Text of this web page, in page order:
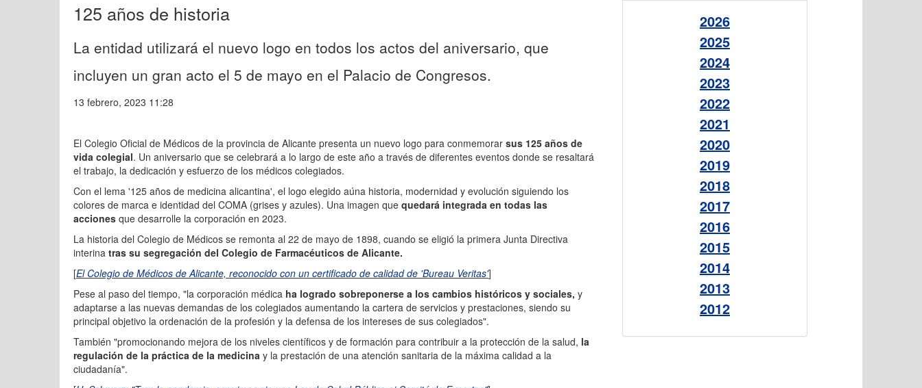
125 años de historia
La entidad utilizará el nuevo logo en todos los actos del aniversario, que
incluyen un gran acto el 5 de mayo en el Palacio de Congresos.
13 febrero, 2023 11:28
El Colegio Oficial de Médicos de la provincia de Alicante presenta un nuevo logo para conmemorar sus 125 años de
vida colegial. Un aniversario que se celebrará a lo largo de este año a través de diferentes eventos donde se resaltará
el trabajo, la dedicación y esfuerzo de los médicos colegiados.
Con el lema '125 años de medicina alicantina', el logo elegido aúna historia, modernidad y evolución siguiendo los
colores de marca e identidad del COMA (grises y azules). Una imagen que quedará integrada en todas las
acciones que desarrolle la corporación en 2023.
La historia del Colegio de Médicos se remonta al 22 de mayo de 1898, cuando se eligió la primera Junta Directiva
interina tras su segregación del Colegio de Farmacéuticos de Alicante.
[El Colegio de Médicos de Alicante, reconocido con un certificado de calidad de 'Bureau Veritas']
Pese al paso del tiempo, "la corporación médica ha logrado sobreponerse a los cambios históricos y sociales, y
adaptarse a las nuevas demandas de los colegiados aumentando la cartera de servicios y prestaciones, siendo su
principal objetivo la ordenación de la profesión y la defensa de los intereses de sus colegiados".
También "promocionando mejora de los niveles científicos y de formación para contribuir a la protección de la salud, la
regulación de la práctica de la medicina y la prestación de una atención sanitaria de la máxima calidad a la
ciudadanía".
2026
2025
2024
2023
2022
2021
2020
2019
2018
2017
2016
2015
2014
2013
2012